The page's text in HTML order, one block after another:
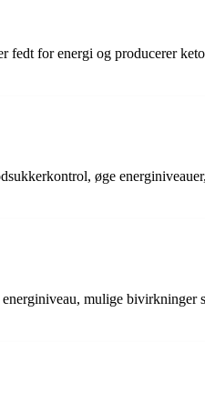
for energi og producerer
øge
mulige